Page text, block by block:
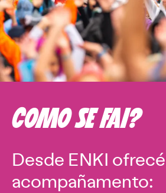
COMO SE FAI?
Desde ENKI
acompañamento: